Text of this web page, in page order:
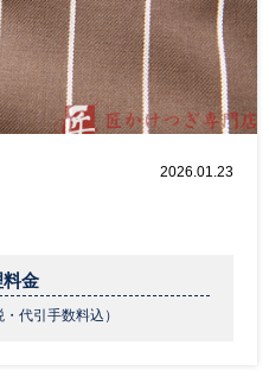
2026.01.23
金
・代引手数料込）